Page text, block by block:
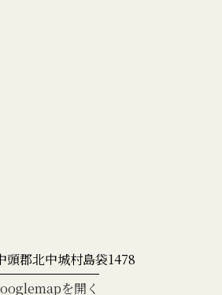
頭郡北中城村島袋1478
を開く